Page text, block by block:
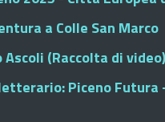
a Colle San Marco
Ascoli (Raccolta di video)
Piceno